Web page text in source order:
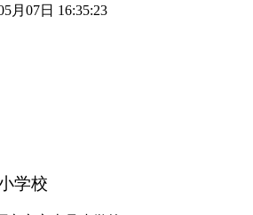
月07日 16:35:23
学校